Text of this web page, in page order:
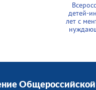
детей-
лет с
Общероссийской